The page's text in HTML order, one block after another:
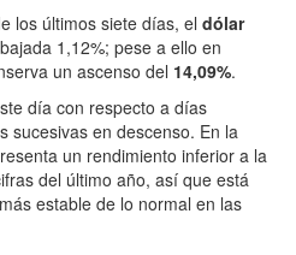
los últimos siete días, el dólar
1,12%; pese a ello en
un ascenso del 14,09%.
día con respecto a días
sucesivas en descenso. En la
un rendimiento inferior a la
del último año, así que está
estable de lo normal en las